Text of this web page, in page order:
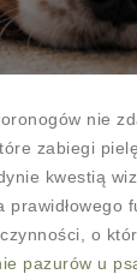
nie
zabiegi
kwestią
o
pazurów u